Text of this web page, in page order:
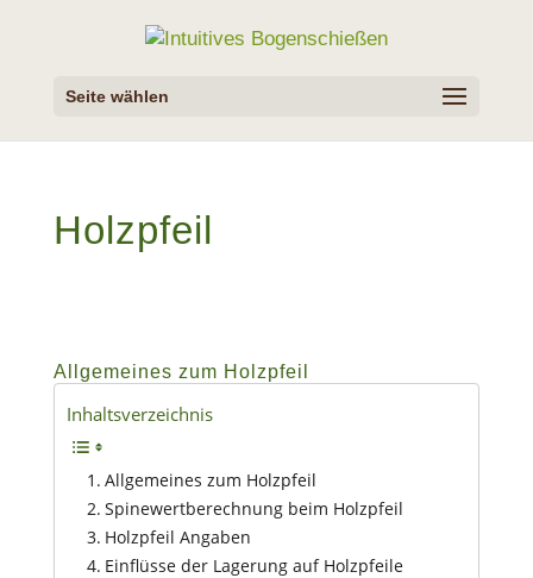
Seite wählen
Holzpfeil
Allgemeines zum Holzpfeil
Inhaltsverzeichnis
Allgemeines zum Holzpfeil
Spinewertberechnung beim Holzpfeil
Holzpfeil Angaben
Einflüsse der Lagerung auf Holzpfeile